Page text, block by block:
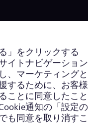
イセンスされた商標です。
ローバルウ
。